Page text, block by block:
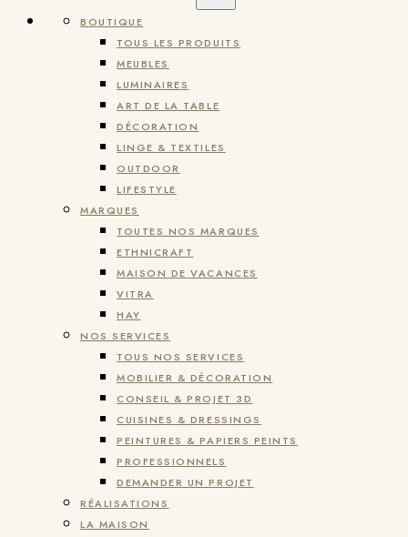
BOUTIQUE
TOUS LES PRODUITS
MEUBLES
LUMINAIRES
ART DE LA TABLE
DÉCORATION
LINGE & TEXTILES
OUTDOOR
LIFESTYLE
MARQUES
TOUTES NOS MARQUES
ETHNICRAFT
MAISON DE VACANCES
VITRA
HAY
NOS SERVICES
TOUS NOS SERVICES
MOBILIER & DÉCORATION
CONSEIL & PROJET 3D
CUISINES & DRESSINGS
PEINTURES & PAPIERS PEINTS
PROFESSIONNELS
DEMANDER UN PROJET
RÉALISATIONS
LA MAISON